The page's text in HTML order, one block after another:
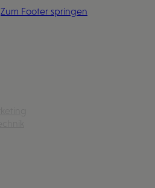
Zum Footer springen